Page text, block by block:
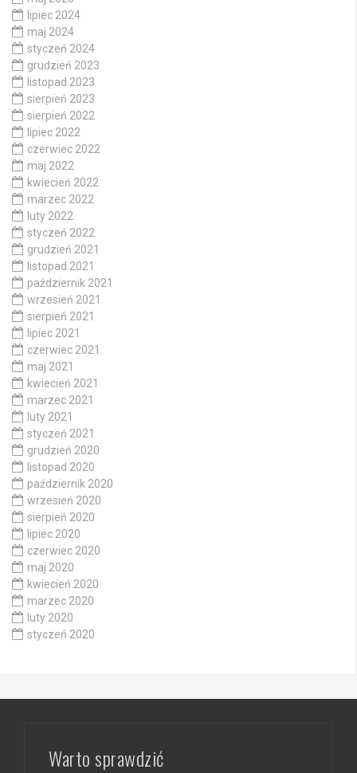
lipiec 2024
maj 2024
styczeń 2024
grudzień 2023
listopad 2023
sierpień 2023
sierpień 2022
lipiec 2022
czerwiec 2022
maj 2022
kwiecień 2022
marzec 2022
luty 2022
styczeń 2022
grudzień 2021
listopad 2021
październik 2021
wrzesień 2021
sierpień 2021
lipiec 2021
czerwiec 2021
maj 2021
kwiecień 2021
marzec 2021
luty 2021
styczeń 2021
grudzień 2020
listopad 2020
październik 2020
wrzesień 2020
sierpień 2020
lipiec 2020
czerwiec 2020
maj 2020
kwiecień 2020
marzec 2020
luty 2020
styczeń 2020
Warto sprawdzić